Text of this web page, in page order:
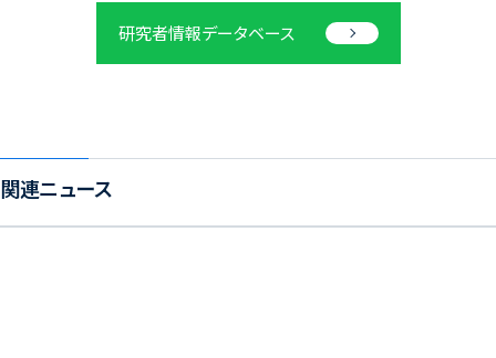
研究者情報データベース
関連ニュース